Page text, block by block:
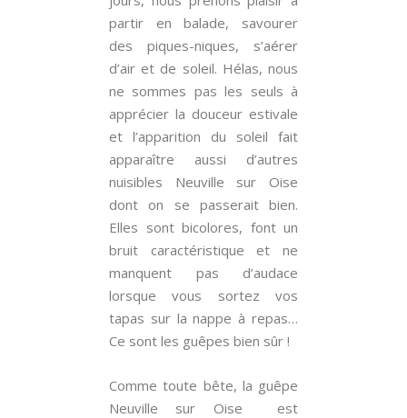
partir en balade, savourer
des piques-niques, s’aérer
d’air et de soleil. Hélas, nous
ne sommes pas les seuls à
apprécier la douceur estivale
et l’apparition du soleil fait
apparaître aussi d’autres
nuisibles Neuville sur Oise
dont on se passerait bien.
Elles sont bicolores, font un
bruit caractéristique et ne
manquent pas d’audace
lorsque vous sortez vos
tapas sur la nappe à repas…
Ce sont les guêpes bien sûr !
Comme toute bête, la guêpe
Neuville sur Oise est